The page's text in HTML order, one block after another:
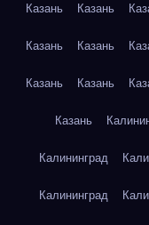
Казань Казань
Казань Казань
Казань Казань
Казань
Калининград
Калининград